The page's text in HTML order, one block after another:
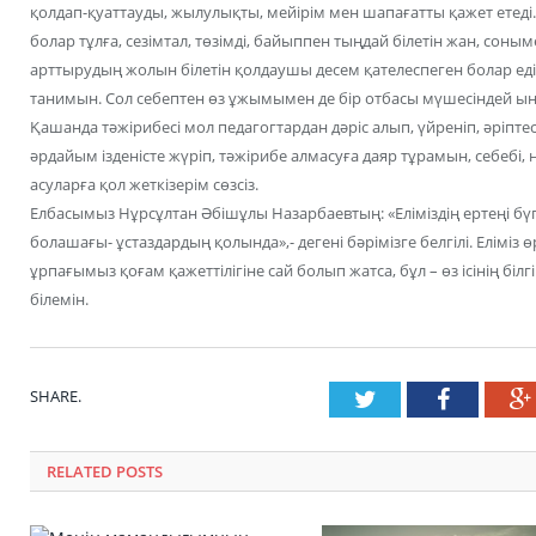
қолдап-қуаттауды, жылулықты, мейірім мен шапағатты қажет
болар тұлға, сезімтал, төзімді, байыппен тыңдай білетін жан,
арттырудың жолын білетін қолдаушы десем қателеспеген болар
танимын. Сол себептен өз ұжымымен де бір отбасы мүшесіндей
Қашанда тәжірибесі мол педагогтардан дәріс алып, үйреніп,
әрдайым ізденісте жүріп, тәжірибе алмасуға даяр тұрамын,
асуларға қол жеткізерім сөзсіз.
Елбасымыз Нұрсұлтан Әбішұлы Назарбаевтың: «Еліміздің ертеңі
болашағы- ұстаздардың қолында»,- дегені бәрімізге белгілі.
ұрпағымыз қоғам қажеттілігіне сай болып жатса, бұл – өз ісінің
білемін.
SHARE. Twitter
RELATED POSTS